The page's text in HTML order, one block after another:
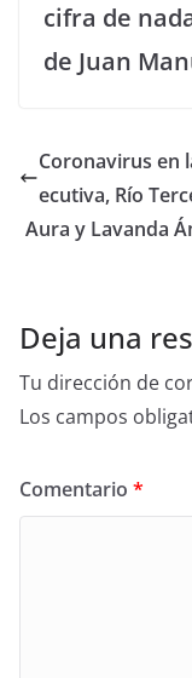
cifra de
de Juan
Coronavirus en
ecutiva, Río
Aura y Lavanda
Deja una
Tu dirección de
Los campos
Comentario *